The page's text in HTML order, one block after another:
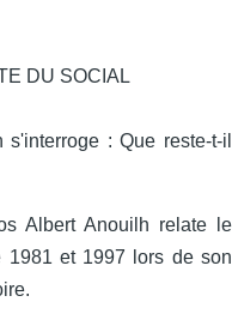
DU SOCIAL
: Que reste-t-il
Albert Anouilh relate le
1981 et 1997 lors de son